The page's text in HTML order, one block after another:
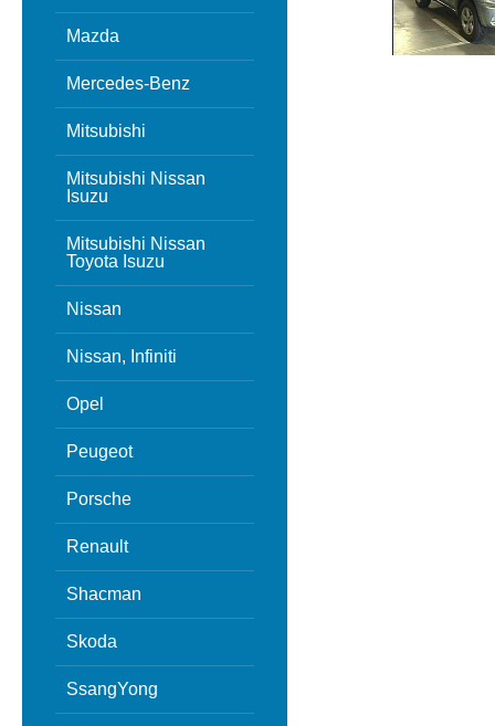
Mazda
Mercedes-Benz
Mitsubishi
Mitsubishi Nissan
Isuzu
Mitsubishi Nissan
Toyota Isuzu
Nissan
Nissan, Infiniti
Opel
Peugeot
Porsche
Renault
Shacman
Skoda
SsangYong